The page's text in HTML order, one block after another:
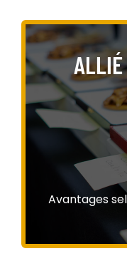
ALLIÉ
Avantages